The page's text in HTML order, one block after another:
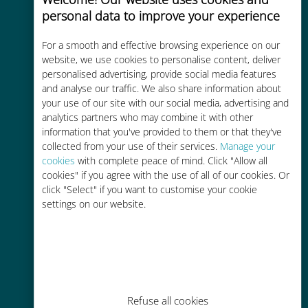
personal data to improve your experience
For a smooth and effective browsing experience on our
website, we use cookies to personalise content, deliver
personalised advertising, provide social media features
and analyse our traffic. We also share information about
your use of our site with our social media, advertising and
analytics partners who may combine it with other
information that you've provided to them or that they've
collected from your use of their services. Manage your
cookies with complete peace of mind. Click "Allow all
cookies" if you agree with the use of all of our cookies. Or
click "Select" if you want to customise your cookie
settings on our website.
Refuse all cookies
Mevcut operatörünüzle dolaşım
ücretlerinden %90'a kadar daha
ucuz
Kolay doldurma
Ubigi uygulaması aracılığıyla her